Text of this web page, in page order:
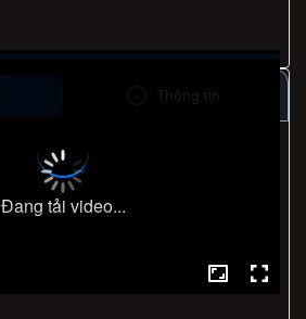
Đang tải video...
Thông tin